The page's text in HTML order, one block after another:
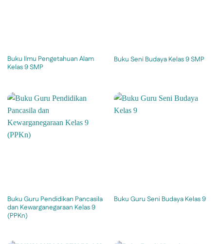
Buku Ilmu Pengetahuan Alam
Kelas 9 SMP
Buku Seni Budaya Kelas 9 SMP
Buku Guru Pendidikan Pancasila
dan Kewarganegaraan Kelas 9
(PPKn)
Buku Guru Seni Budaya Kelas 9